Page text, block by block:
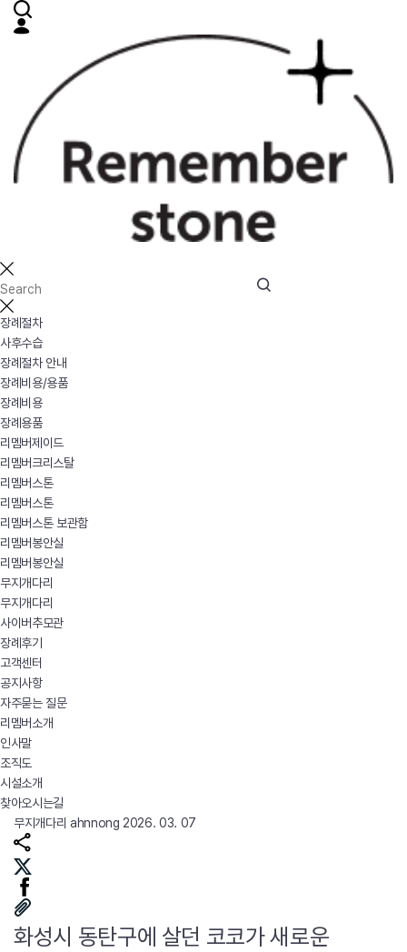
장례절차
사후수습
장례절차 안내
장례비용/용품
장례비용
장례용품
리멤버제이드
리멤버크리스탈
리멤버스톤
리멤버스톤
리멤버스톤 보관함
리멤버봉안실
리멤버봉안실
무지개다리
무지개다리
사이버추모관
장례후기
고객센터
공지사항
자주묻는 질문
리멤버소개
인사말
조직도
시설소개
찾아오시는길
무지개다리 ahnnong 2026. 03. 07
화성시 동탄구에 살던 코코가 새로운